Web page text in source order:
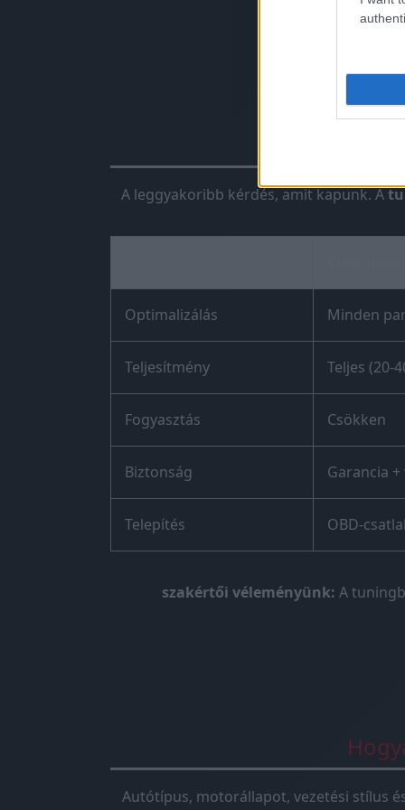
A leggyakoribb kérdés, amit kapunk. A
Optimalizálás Minden
Teljesítmény Teljes (20-
Fogyasztás Csökken
Biztonság Garancia
Telepítés OBD-
szakértői véleményünk: A
Autótípus, motorállapot, vezetési stílus